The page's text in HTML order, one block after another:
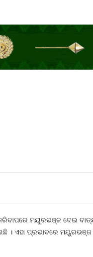
ମୟୁରଭଞ୍ଜ ଦେଇ ବାତ୍ୟା
। ଏହା ପ୍ରଭାବରେ ମୟୁରଭଞ୍ଜ